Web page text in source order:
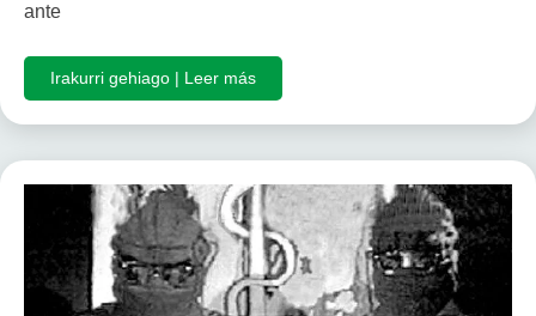
ante
Irakurri gehiago | Leer más